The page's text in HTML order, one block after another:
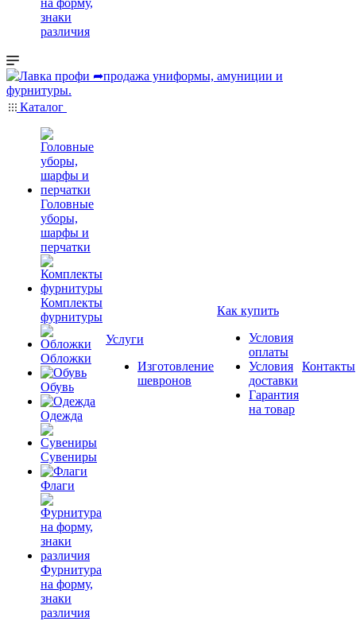
на форму,
знаки
различия
Каталог
Головные
уборы,
шарфы и
перчатки
Комплекты
фурнитуры
Обложки
Обувь
Одежда
Сувениры
Флаги
Фурнитура
на форму,
знаки
различия
Услуги
Изготовление
шевронов
Как купить
Условия
оплаты
Условия
доставки
Гарантия
на товар
Контакты